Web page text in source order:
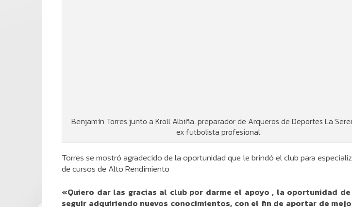
Benjamín Torres junto a Kroll Albiña, preparador de Arqueros de Deportes La
ex futbolista profesional
Torres se mostró agradecido de la oportunidad que le brindó el club para
de cursos de Alto Rendimiento
«Quiero dar las gracias al club por darme el apoyo , la oportunidad
seguir adquiriendo nuevos conocimientos, con el fin de aportar de